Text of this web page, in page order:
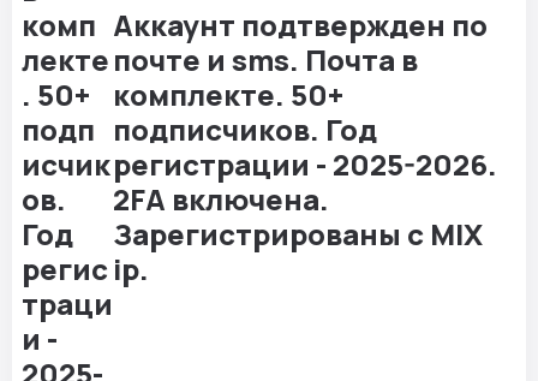
Аккаунт подтвержден по
почте и sms. Почта в
комплекте. 50+
подписчиков. Год
регистрации - 2025-2026.
2FA включена.
Зарегистрированы с MIX
ip.